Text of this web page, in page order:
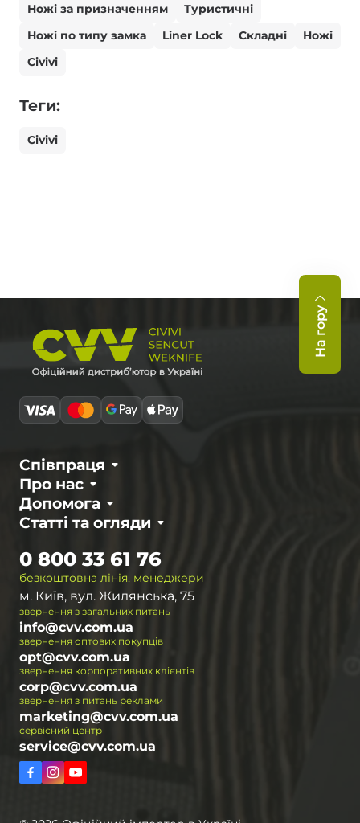
Ножі за призначенням
Туристичні
Ножі по типу замка
Liner Lock Складні
Ножі
Civivi
Теги:
Civivi
На гору
Про нас
Співпраця
Статті та огляди
Допомога
безкоштовна лінія, менеджери
0 800 33 61 76
м. Київ, вул. Жилянська, 75
звернення з загальних питань
info@cvv.com.ua
звернення оптових покупців
opt@cvv.com.ua
звернення корпоративних клієнтів
corp@cvv.com.ua
звернення з питань реклами
marketing@cvv.com.ua
сервісний центр
service@cvv.com.ua